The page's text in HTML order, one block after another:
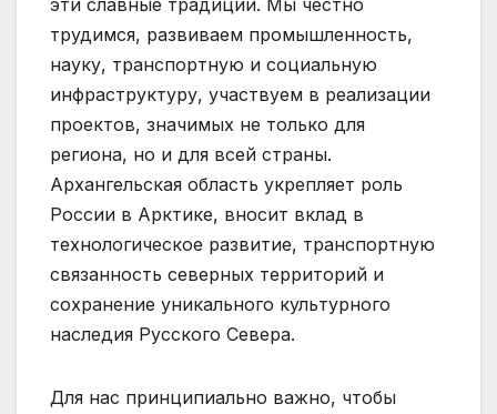
трудимся, развиваем промышленность,
науку, транспортную и социальную
инфраструктуру, участвуем в реализации
проектов, значимых не только для
региона, но и для всей страны.
Архангельская область укрепляет роль
России в Арктике, вносит вклад в
технологическое развитие, транспортную
связанность северных территорий и
сохранение уникального культурного
наследия Русского Севера.
Для нас принципиально важно, чтобы